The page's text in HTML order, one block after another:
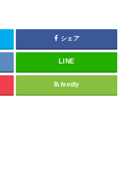
シェア
feedly